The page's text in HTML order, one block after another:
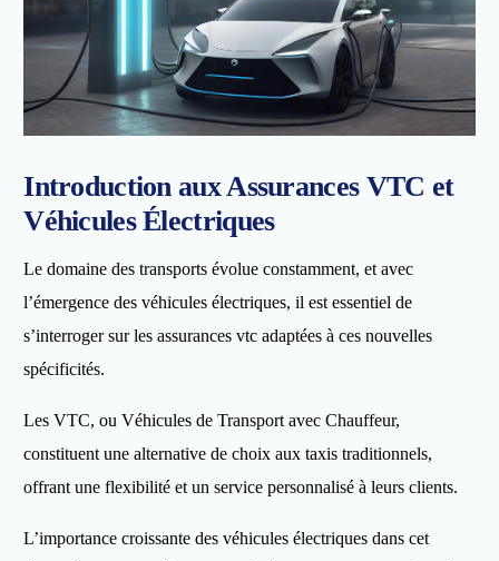
Introduction aux Assurances VTC et
Véhicules Électriques
Le domaine des transports évolue constamment, et avec
l’émergence des véhicules électriques, il est essentiel de
s’interroger sur les assurances vtc adaptées à ces nouvelles
spécificités.
Les VTC, ou Véhicules de Transport avec Chauffeur,
constituent une alternative de choix aux taxis traditionnels,
offrant une flexibilité et un service personnalisé à leurs clients.
L’importance croissante des véhicules électriques dans cet